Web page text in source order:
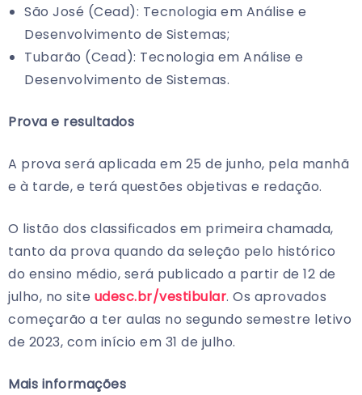
São José (Cead): Tecnologia em Análise e
Desenvolvimento de Sistemas;
Tubarão (Cead): Tecnologia em Análise e
Desenvolvimento de Sistemas.
Prova e resultados
A prova será aplicada em 25 de junho, pela manhã
e à tarde, e terá questões objetivas e redação.
O listão dos classificados em primeira chamada,
tanto da prova quando da seleção pelo histórico
do ensino médio, será publicado a partir de 12 de
julho, no site udesc.br/vestibular. Os aprovados
começarão a ter aulas no segundo semestre letivo
de 2023, com início em 31 de julho.
Mais informações